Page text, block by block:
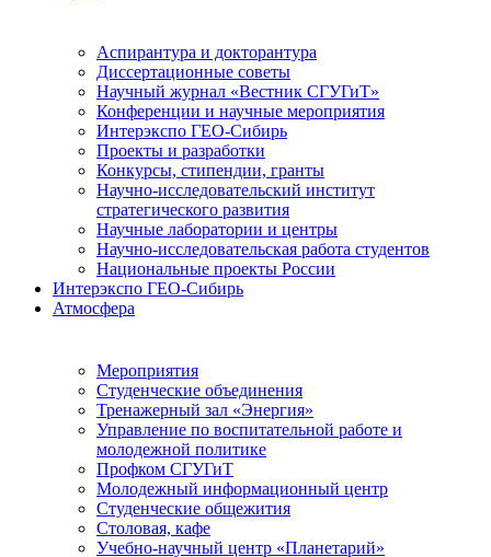
Аспирантура и докторантура
Диссертационные советы
Научный журнал «Вестник СГУГиТ»
Конференции и научные мероприятия
Интерэкспо ГЕО-Сибирь
Проекты и разработки
Конкурсы, стипендии, гранты
Научно-исследовательский институт
стратегического развития
Научные лаборатории и центры
Научно-исследовательская работа студентов
Национальные проекты России
Интерэкспо ГЕО-Сибирь
Атмосфера
Мероприятия
Студенческие объединения
Тренажерный зал «Энергия»
Управление по воспитательной работе и
молодежной политике
Профком СГУГиТ
Молодежный информационный центр
Студенческие общежития
Столовая, кафе
Учебно-научный центр «Планетарий»